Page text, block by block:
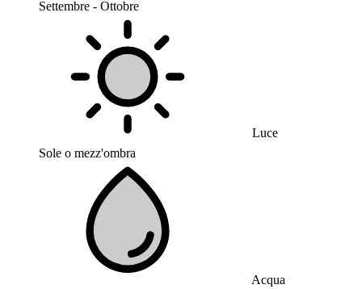
Settembre - Ottobre
Luce
Sole o mezz'ombra
Acqua